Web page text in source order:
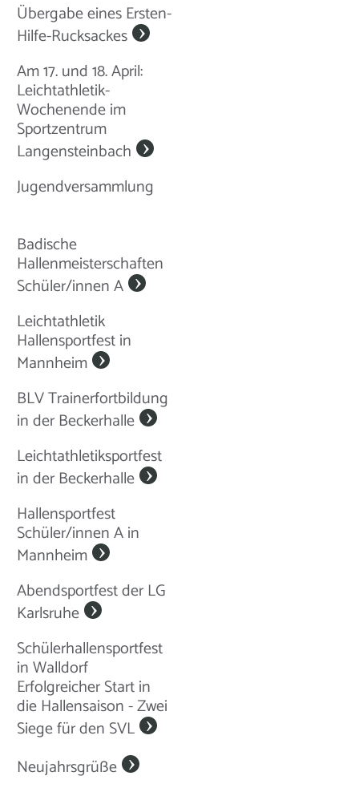
Übergabe eines Ersten-
Hilfe-Rucksackes
Am 17. und 18. April:
Leichtathletik-
Wochenende im
Sportzentrum
Langensteinbach
Jugendversammlung
Badische
Hallenmeisterschaften
Schüler/innen A
Leichtathletik
Hallensportfest in
Mannheim
BLV Trainerfortbildung
in der Beckerhalle
Leichtathletiksportfest
in der Beckerhalle
Hallensportfest
Schüler/innen A in
Mannheim
Abendsportfest der LG
Karlsruhe
Schülerhallensportfest
in Walldorf
Erfolgreicher Start in
die Hallensaison - Zwei
Siege für den SVL
Neujahrsgrüße